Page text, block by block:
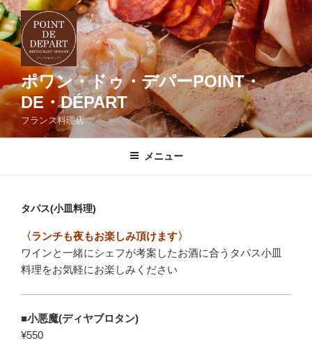
コ
ン
テ
ン
へ
ス
キ
ッ
ポワン・ドゥ・デパーPOINT・
DE・DÉPART
フランス料理店
メニュー
タパス(小皿料理)
〈ランチも夜もお楽しみ頂けます〉
ワインと一緒にシェフが考案したお酒に合うタパス小皿
料理をお気軽にお楽しみください
■小悪魔(ディヤブロタン)
¥550